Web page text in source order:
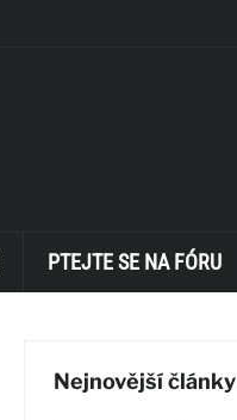
PTEJTE SE NA FÓRU
Nejnovější články